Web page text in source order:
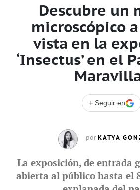
Descubre un
microscópico
vista en la
‘Insectus’ en el
+ Seguir en
por KATYA
La exposición, de entrada
abierta al público hasta el